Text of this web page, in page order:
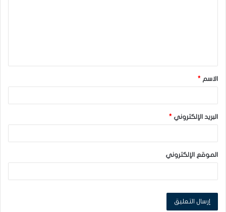
ق
*
الاسم *
البريد الإلكتروني *
الموقع الإلكتروني